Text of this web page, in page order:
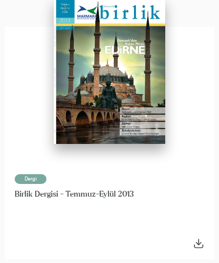
Dergi
Birlik Dergisi - Temmuz-Eylül 2013